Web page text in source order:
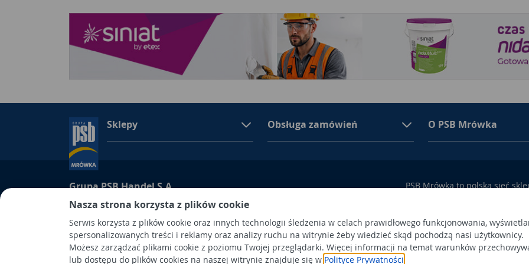
Nasza strona korzysta z plików cookie
Serwis korzysta z plików cookie oraz innych technologii śledzenia w celach prawidłowego funkcjonowania,
spersonalizowanych treści i reklamy oraz analizy ruchu na witrynie żeby wiedzieć skąd pochodzą nasi użytkownicy.
Możesz zarządzać plikami cookie z poziomu Twojej przeglądarki. Więcej informacji na temat warunków
lub dostępu do plików cookies na naszej witrynie znajduje się w Polityce Prywatności
Sklepy Obsługa zamówień O PSB Mrówka
Grupa PSB Handel S.A.
Grupa PSB Handel S.A., siedziba: Wełecz 142, 28-100 Busko-Zdrój
wpisana do Rejestru Przedsiębiorców prowadzonego przez Sąd Rejonowy w
Kielcach
pod nr KRS 0000661047, NIP 6551974439, REGON 366438684,
kapitał wpłacony: 53.275.000,00 zł. Spółka posiada status dużego przedsiębiorcy.
PSB Mrówka to polska sieć
także artykuły związane z
Obowiązek